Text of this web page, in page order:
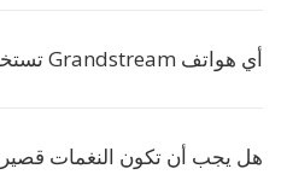
أي هواتف Grandstream تستخدم GSRT؟
هل يجب أن تكون النغمات